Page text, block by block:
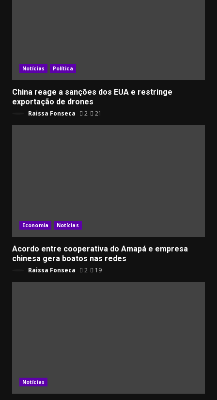
Notícias Política
China reage a sanções dos EUA e restringe
exportação de drones
Raissa Fonseca 2 21
Economia Notícias
Acordo entre cooperativa do Amapá e empresa
chinesa gera boatos nas redes
Raissa Fonseca 2 19
Notícias